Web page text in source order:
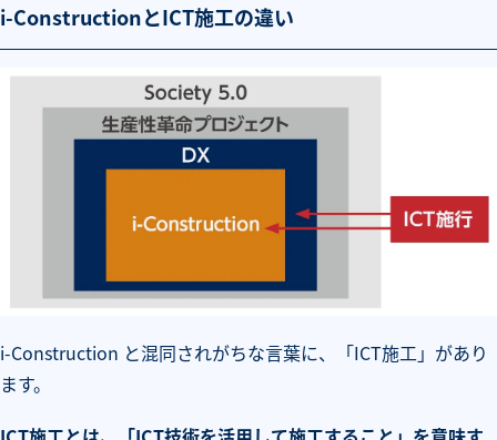
i-ConstructionとICT施工の違い
i-Construction と混同されがちな言葉に、「ICT施工」があり
ます。